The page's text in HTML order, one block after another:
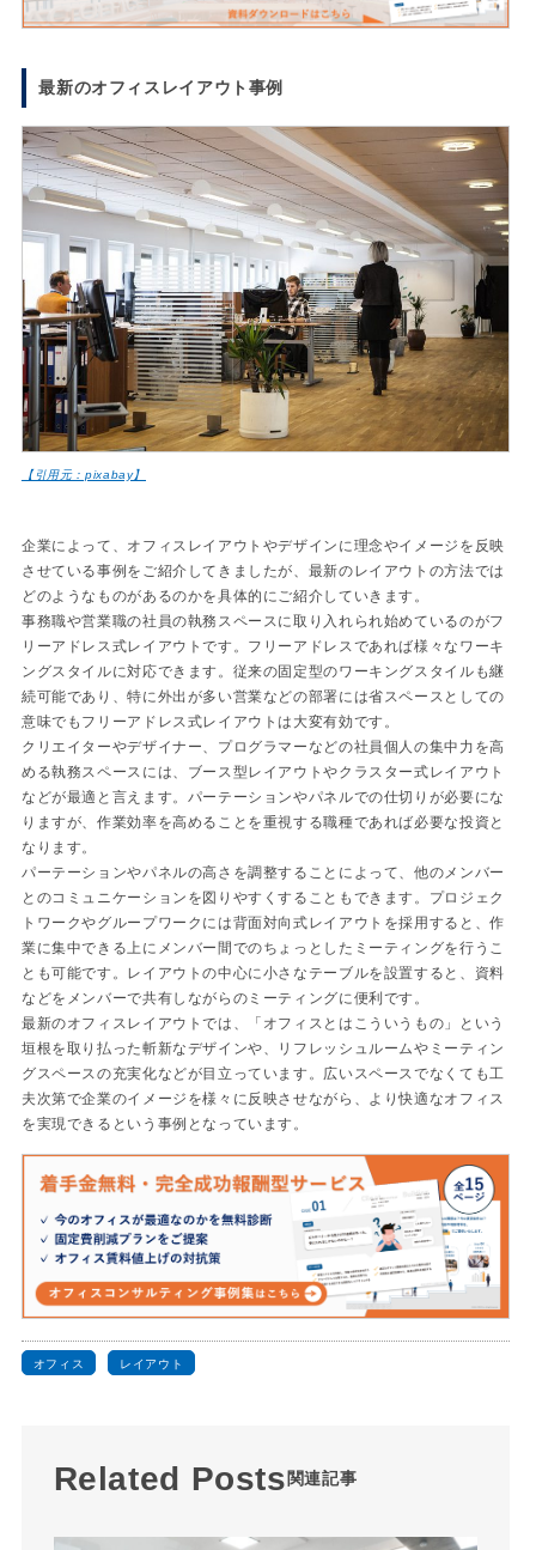
最新のオフィスレイアウト事例
【引用元：pixabay】
企業によって、オフィスレイアウトやデザインに理念やイメージを反映
させている事例をご紹介してきましたが、最新のレイアウトの方法では
どのようなものがあるのかを具体的にご紹介していきます。
事務職や営業職の社員の執務スペースに取り入れられ始めているのがフ
リーアドレス式レイアウトです。フリーアドレスであれば様々なワーキ
ングスタイルに対応できます。従来の固定型のワーキングスタイルも継
続可能であり、特に外出が多い営業などの部署には省スペースとしての
意味でもフリーアドレス式レイアウトは大変有効です。
クリエイターやデザイナー、プログラマーなどの社員個人の集中力を高
める執務スペースには、ブース型レイアウトやクラスター式レイアウト
などが最適と言えます。パーテーションやパネルでの仕切りが必要にな
りますが、作業効率を高めることを重視する職種であれば必要な投資と
なります。
パーテーションやパネルの高さを調整することによって、他のメンバー
とのコミュニケーションを図りやすくすることもできます。プロジェク
トワークやグループワークには背面対向式レイアウトを採用すると、作
業に集中できる上にメンバー間でのちょっとしたミーティングを行うこ
とも可能です。レイアウトの中心に小さなテーブルを設置すると、資料
などをメンバーで共有しながらのミーティングに便利です。
最新のオフィスレイアウトでは、「オフィスとはこういうもの」という
垣根を取り払った斬新なデザインや、リフレッシュルームやミーティン
グスペースの充実化などが目立っています。広いスペースでなくても工
夫次第で企業のイメージを様々に反映させながら、より快適なオフィス
を実現できるという事例となっています。
オフィス レイアウト
Related Posts 関連記事